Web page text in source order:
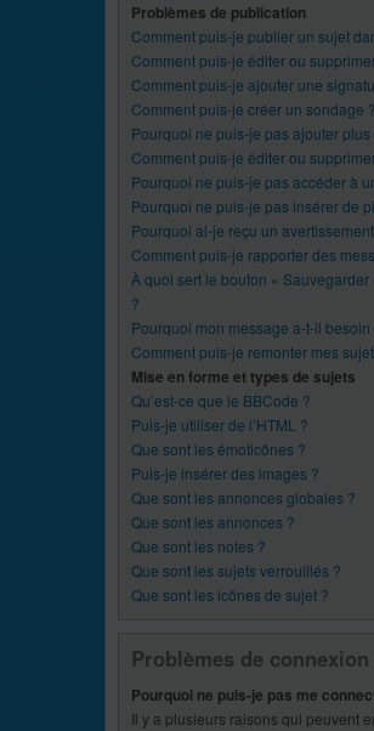
Problèmes de publication
Comment puis-je publier un sujet
Comment puis-je éditer ou
Comment puis-je ajouter une
Comment puis-je créer un sondage ?
Pourquoi ne puis-je pas ajouter
Comment puis-je éditer ou
Pourquoi ne puis-je pas accéder à
Pourquoi ne puis-je pas insérer de
Pourquoi ai-je reçu un
Comment puis-je rapporter des
À quoi sert le bouton «
?
Pourquoi mon message a-t-il besoin
Comment puis-je remonter mes
Mise en forme et types de sujets
Qu’est-ce que le BBCode ?
Puis-je utiliser de l’HTML ?
Que sont les émoticônes ?
Puis-je insérer des images ?
Que sont les annonces globales ?
Que sont les annonces ?
Que sont les notes ?
Que sont les sujets verrouillés ?
Que sont les icônes de sujet ?
Problèmes de
Pourquoi ne puis-je pas me
Il y a plusieurs raisons qui peuvent